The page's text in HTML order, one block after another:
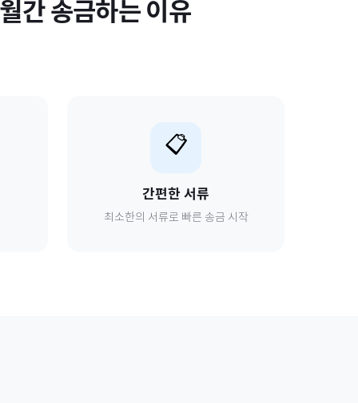
간송금하는 이유
📋
간편한 서류
최소한의 서류로 빠른 송금 시작